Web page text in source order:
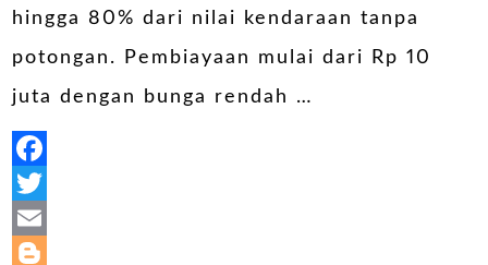
hingga 80% dari nilai kendaraan tanpa
potongan. Pembiayaan mulai dari Rp 10
juta dengan bunga rendah …
Facebook
Twitter
Email